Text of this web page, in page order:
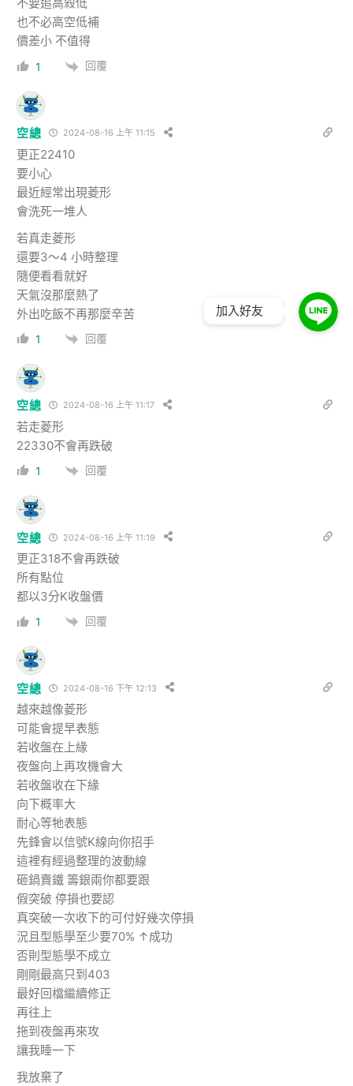
不要追高殺低
也不必高空低補
價差小 不值得
1 回覆
空總 2024-08-16 上午 11:15
更正22410
要小心
最近經常出現菱形
會洗死一堆人
若真走菱形
還要3～4 小時整理
隨便看看就好
天氣沒那麼熱了
外出吃飯不再那麼辛苦
1 回覆
空總 2024-08-16 上午 11:17
若走菱形
22330不會再跌破
1 回覆
空總 2024-08-16 上午 11:19
更正318不會再跌破
所有點位
都以3分K收盤價
1 回覆
空總 2024-08-16 下午 12:13
越來越像菱形
可能會提早表態
若收盤在上緣
夜盤向上再攻機會大
若收盤收在下緣
向下概率大
耐心等牠表態
先鋒會以信號K線向你招手
這裡有經過整理的波動線
砸鍋賣鐵 籌銀兩你都要跟
假突破 停損也要認
真突破一次收下的可付好幾次停損
況且型態學至少要70% ↑成功
否則型態學不成立
剛剛最高只到403
最好回檔繼續修正
再往上
拖到夜盤再來攻
讓我睡一下
我放棄了
加入好友